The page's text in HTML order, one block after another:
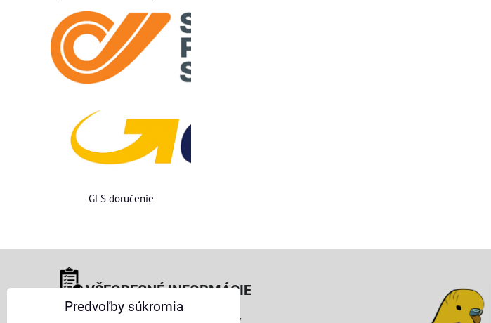
GLS doručenie
VŠEOBECNÉ INFORMÁCIE
Obchodné podmienky pre osoby
Predvoľby súkromia